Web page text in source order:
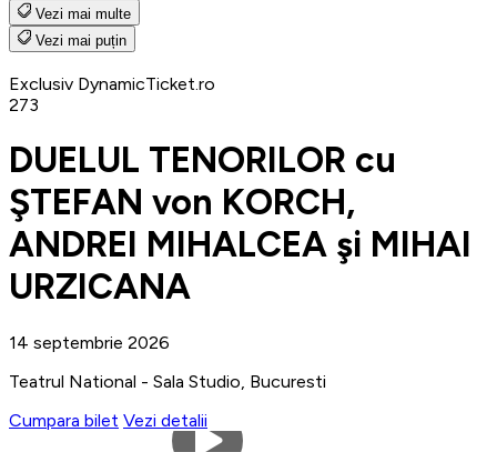
Vezi mai multe
Vezi mai puțin
Exclusiv DynamicTicket.ro
273
DUELUL TENORILOR cu
ŞTEFAN von KORCH,
ANDREI MIHALCEA şi MIHAI
URZICANA
14 septembrie 2026
Teatrul National - Sala Studio, Bucuresti
Cumpara bilet Vezi detalii